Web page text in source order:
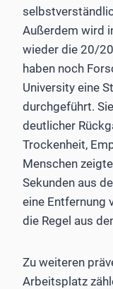
Außerdem wird
wieder die 20/
haben noch
University eine
durchgeführt.
deutlicher
Trockenheit,
Menschen
Sekunden aus
eine Entfernung
die Regel aus
Zu weiteren
Arbeitsplatz